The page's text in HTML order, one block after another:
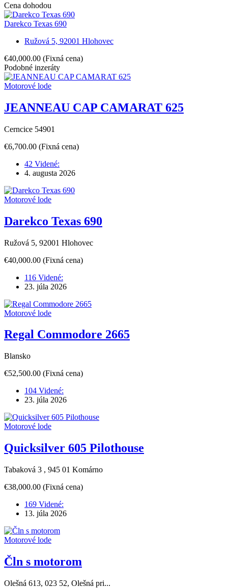
Cena dohodou
Darekco Texas 690
Ružová 5, 92001 Hlohovec
€40,000.00 (Fixná cena)
Podobné inzeráty
Motorové lode
JEANNEAU CAP CAMARAT 625
Cerncice 54901
€6,700.00 (Fixná cena)
42 Videné:
4. augusta 2026
Motorové lode
Darekco Texas 690
Ružová 5, 92001 Hlohovec
€40,000.00 (Fixná cena)
116 Videné:
23. júla 2026
Motorové lode
Regal Commodore 2665
Blansko
€52,500.00 (Fixná cena)
104 Videné:
23. júla 2026
Motorové lode
Quicksilver 605 Pilothouse
Tabaková 3 , 945 01 Komárno
€38,000.00 (Fixná cena)
169 Videné:
13. júla 2026
Motorové lode
Čln s motorom
Olešná 613, 023 52, Olešná pri...